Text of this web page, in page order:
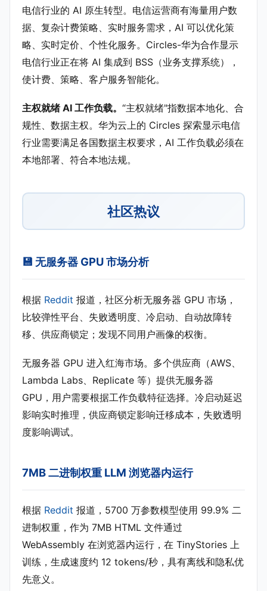
电信行业的 AI 原生转型。电信运营商有海量用户数
据、复杂计费策略、实时服务需求，AI 可以优化策
略、实时定价、个性化服务。Circles-华为合作显示
电信行业正在将 AI 集成到 BSS（业务支撑系统），
使计费、策略、客户服务智能化。
主权就绪 AI 工作负载。 “主权就绪"指数据本地化、合
规性、数据主权。华为云上的 Circles 探索显示电信
行业需要满足各国数据主权要求，AI 工作负载必须在
本地部署、符合本地法规。
社区热议
💾 无服务器 GPU 市场分析
根据 Reddit 报道，社区分析无服务器 GPU 市场，
比较弹性平台、失败透明度、冷启动、自动故障转
移、供应商锁定；发现不同用户画像的权衡。
无服务器 GPU 进入红海市场。多个供应商（AWS、
Lambda Labs、Replicate 等）提供无服务器
GPU，用户需要根据工作负载特征选择。冷启动延迟
影响实时推理，供应商锁定影响迁移成本，失败透明
度影响调试。
7MB 二进制权重 LLM 浏览器内运行
根据 Reddit 报道，5700 万参数模型使用 99.9% 二
进制权重，作为 7MB HTML 文件通过
WebAssembly 在浏览器内运行，在 TinyStories 上
训练，生成速度约 12 tokens/秒，具有离线和隐私优
先意义。